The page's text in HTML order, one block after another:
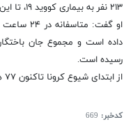
۲۱۳ نفر به بیماری کووید ۱۹، تا این تاریخ قطعی شده است.
رسیده است.
از ابتدای شیوع کرونا تاکنون ۷۷ هزار و ۵۷۱ نفر از مراکز درمانی ترخیص شده اند.
کدخبر: 669